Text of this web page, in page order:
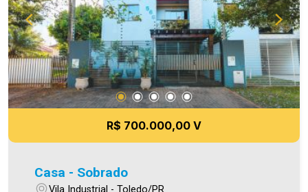
R$ 700.000,00 V
Casa - Sobrado
Vila Industrial - Toledo/PR